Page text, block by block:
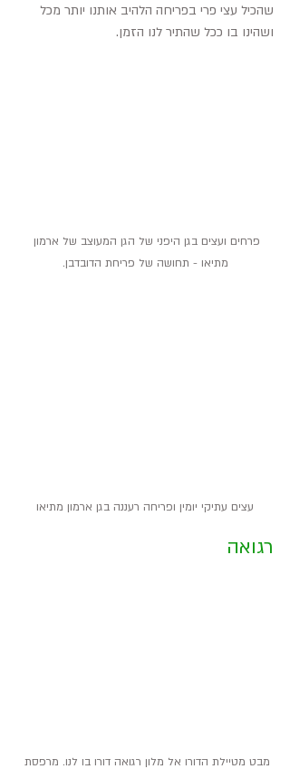
שהכיל עצי פרי בפריחה הלהיב אותנו יותר מכל
ושהינו בו ככל שהתיר לנו הזמן.
פרחים ועצים בגן היפני של הגן המעוצב של ארמון
מתיאו - תחושה של פריחת הדובדבן.
עצים עתיקי יומין ופריחה רעננה בגן ארמון מתיאו
רגואה
מבט מטיילת הדורו אל מלון רגואה דורו בו לנו. מרפסת